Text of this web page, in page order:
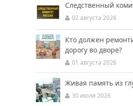
Следственный
02 августа 2026
Кто должен
дорогу во дворе?
01 августа 2026
Живая память из
30 июля 2026